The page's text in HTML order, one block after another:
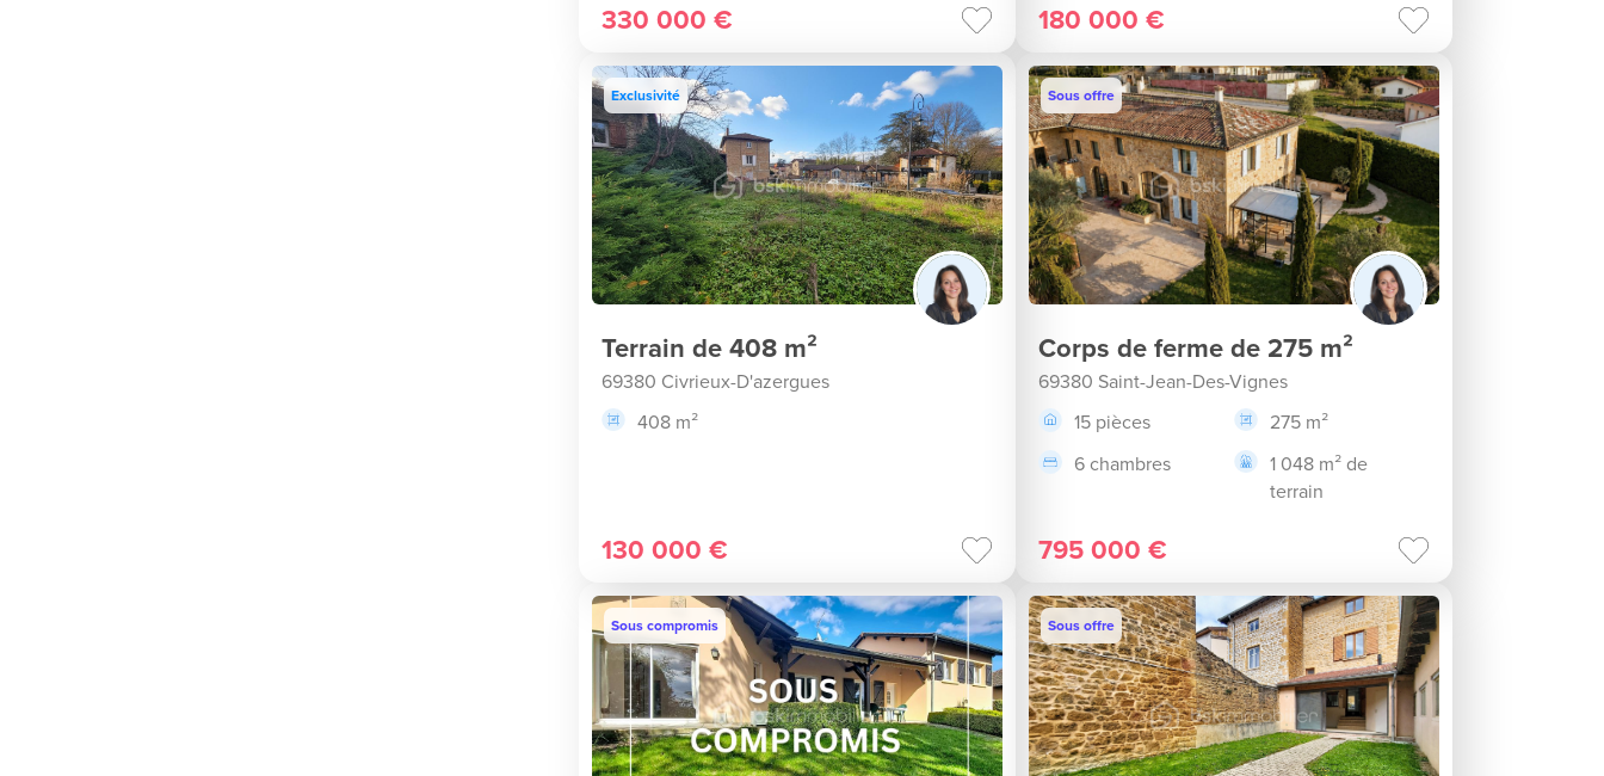
330 000 € 180 000 €
Exclusivité
Terrain de 408 m²
69380 Civrieux-D'azergues
408 m²
130 000 €
Sous offre
Corps de ferme de 275 m²
69380 Saint-Jean-Des-Vignes
15 pièces
275 m²
6 chambres
1 048 m² de
terrain
795 000 €
Sous compromis Sous offre